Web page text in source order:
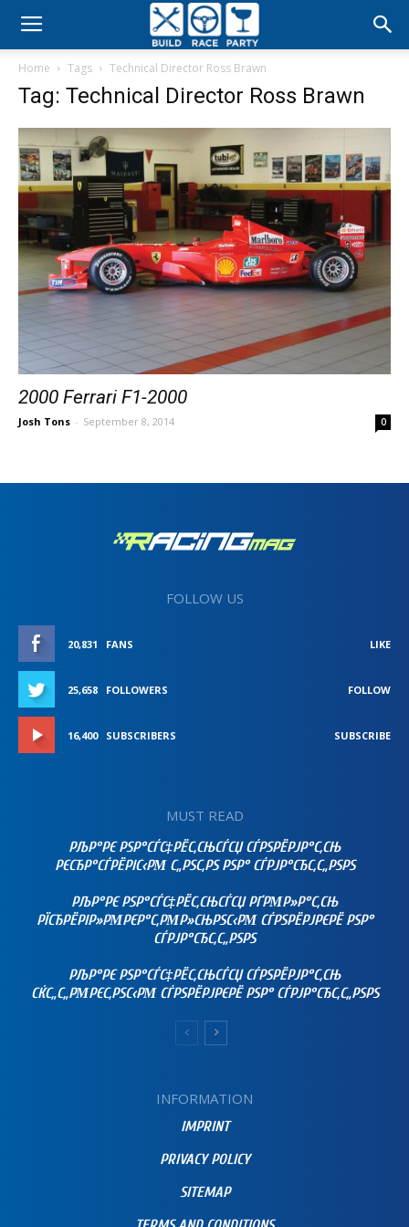
Build
Party
Home Tags Technical Director Ross Brawn
Tag: Technical Director Ross Brawn
2000 Ferrari F1-2000
Josh Tons - September 8, 2014 0
FOLLOW US
20,831 FANS LIKE
25,658 FOLLOWERS FOLLOW
16,400 SUBSCRIBERS SUBSCRIBE
MUST READ
РЉР°РЄ РЅР°СЃС‡РЁС‚СЊСЃСЏ СЃРЅРЁРЈР°С‚СЊ
РЄСЂР°СЃРЁРІС‹РΜ С„РЅС‚РЅ РЅР° СЃРЈР°СЂС‚С„РЅРЅ
РЉР°РЄ РЅР°СЃС‡РЁС‚СЊСЃСЏ РҐРΜР»Р°С‚СЊ
РЇСЂРЁРІР»РΜРЄР°С‚РΜР»СЊРЅС‹РΜ СЃРЅРЁРЈРЄРЁ РЅР°
СЃРЈР°СЂС‚С„РЅРЅ
РЉР°РЄ РЅР°СЃС‡РЁС‚СЊСЃСЏ СЃРЅРЁРЈР°С‚СЊ
СЌС„С„РΜРЄС‚РЅС‹РΜ СЃРЅРЁРЈРЄРЁ РЅР° СЃРЈР°СЂС‚С„РЅРЅ
INFORMATION
IMPRINT
PRIVACY POLICY
SITEMAP